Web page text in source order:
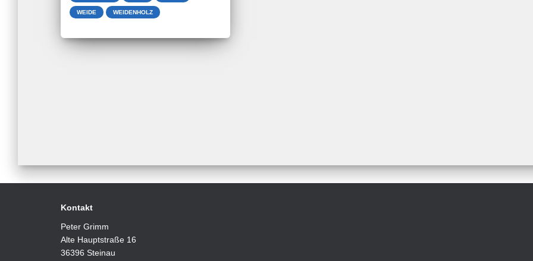
WEIDE WEIDENHOLZ
Kontakt
Peter Grimm
Alte Hauptstraße 16
36396 Steinau